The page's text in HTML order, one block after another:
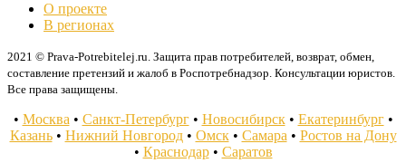
О проекте
В регионах
2021 © Prava-Potrebitelej.ru. Защита прав потребителей, возврат, обмен,
составление претензий и жалоб в Роспотребнадзор. Консультации юристов.
Все права защищены.
• Москва • Санкт-Петербург• Новосибирск• Екатеринбург•
Казань• Нижний Новгород• Омск• Самара • Ростов на Дону
• Краснодар• Саратов